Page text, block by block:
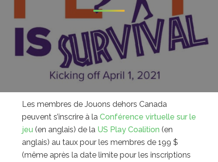
Les membres de Jouons dehors Canada
peuvent s’inscrire à la Conférence virtuelle sur le
jeu (en anglais) de la US Play Coalition (en
anglais) au taux pour les membres de 199 $
(même après la date limite pour les inscriptions